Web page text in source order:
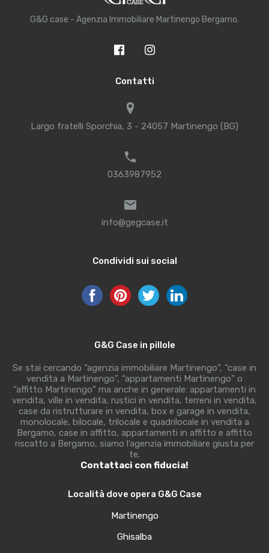
G&G case - Agenzia Immobiliare Martinengo Bergamo.
Contatti
Largo fratelli Sporchia, 3 - 24057 Martinengo (BG)
0363987952
info@gegcase.it
Condividi sui social
G&G Case in pillole
Se stai cercando “agenzia immobiliare Martinengo”, “case in
vendita a Martinengo”, “appartamenti Martinengo” o
“affitto Martinengo” ma anche in generale: appartamenti in
vendita, ville in vendita, rustici in vendita, terreni in vendita,
case da ristrutturare in vendita, box e garage in vendita,
monolocale, bilocale, trilocale e quadrilocale in vendita a
Bergamo, case in affitto, appartamenti in affitto e affitto
riscatto a Bergamo, siamo l’agenzia immobiliare giusta per
te.
Contattaci con fiducia!
Località dove opera G&G Case
Martinengo
Ghisalba